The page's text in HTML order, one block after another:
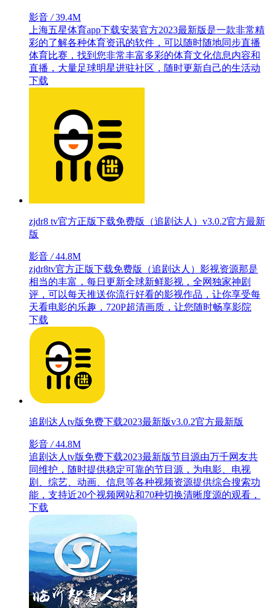
影音/39.4M
上海五星体育app下载安装官方2023最新版是一款非常精
彩的了解各种体育资讯的软件，可以随时随地同步直播
体育比赛，找到您非常丰富多彩的体育文化信息内容和
直播，大量足球明星进驻社区，随时更新自己的生活动
下载
zjdr8 tv官方正版下载免费版（追剧达人）v3.0.2官方最新
版
影音/44.8M
zjdr8tv官方正版下载免费版（追剧达人）影视资源那是
相当的丰富，每日更新全球新鲜影视，全网独家神剧
评，可以每天推送你流行好看的影视作品，让你享受每
天看电影的乐趣，720P超清画质，让您随时畅享影院
下载
追剧达人tv版免费下载2023最新版v3.0.2官方最新版
影音/44.8M
追剧达人tv版免费下载2023最新版节目源由万千网友共
同维护，随时提供稳定可靠的节目源，为电影、电视
剧、综艺、动画、信息等各种视频资源提供综合搜索功
能，支持近20个视频网站和70种切换清晰度源的观看，
下载